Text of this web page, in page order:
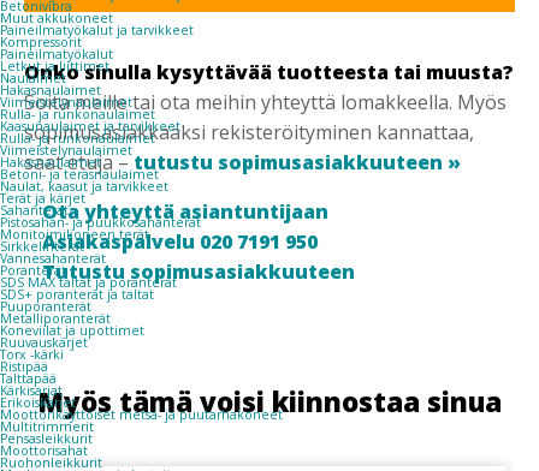
Betonivibra
Muut akkukoneet
Paineilmatyökalut ja tarvikkeet
Kompressorit
Paineilmatyökalut
Letkut ja liittimet
Naulaimet
Hakasnaulaimet
Viimeistelynaulaimet
Rulla- ja runkonaulaimet
Kaasunaulaimet ja tarvikkeet
Rulla- ja runkonaulaimet
Viimeistelynaulaimet
Hakasnaulaimet
Betoni- ja teräsnaulaimet
Naulat, kaasut ja tarvikkeet
Terät ja kärjet
Sahanterät
Pistosahan- ja puukkosahanterät
Monitoimikoneen terät
Sirkkelinterät
Vannesahanterät
Poranterät
SDS MAX taltat ja poranterät
SDS+ poranterät ja taltat
Puuporanterät
Metalliporanterät
Koneviilat ja upottimet
Ruuvauskärjet
Torx -kärki
Ristipää
Talttapää
Kärkisarjat
Erikoiskärjet
Moottorikäyttöiset metsä- ja puutarhakoneet
Multitrimmerit
Pensasleikkurit
Moottorisahat
Ruohonleikkurit
Onko sinulla kysyttävää tuotteesta tai muusta?
Soita meille tai ota meihin yhteyttä lomakkeella. Myös
sopimusasiakkaaksi rekisteröityminen kannattaa,
saat etuja –tutustu sopimusasiakkuuteen »
Ota yhteyttä asiantuntijaan
Asiakaspalvelu 020 7191 950
Tutustu sopimusasiakkuuteen
Myös tämä voisi kiinnostaa sinua